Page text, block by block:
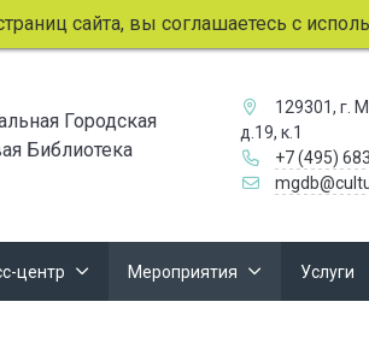
сайта, вы соглашаетесь с
Городская
Библиотека
129301, г.
д.19, к.1
+7 (495)
центр Мероприятия Услуги